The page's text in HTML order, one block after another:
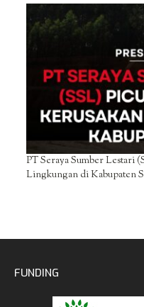
PT Seraya Sumber Lestari
Lingkungan di Kabupaten
FUNDING